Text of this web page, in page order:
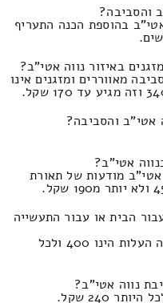
והסביבה?
בהוספת הכנה התעריף
באיזור נווה אטי"ב?
מאווררים ומזגנים אינו
אטי"ב והסביבה?
אטי"ב?
אטי"ב מודעות של תאורת
הבית או עבור התעשייה
ניתן לקחת מתקני חיט עבור התעשייה העלות הינו 400 ולכל
נווה אטי"ב?